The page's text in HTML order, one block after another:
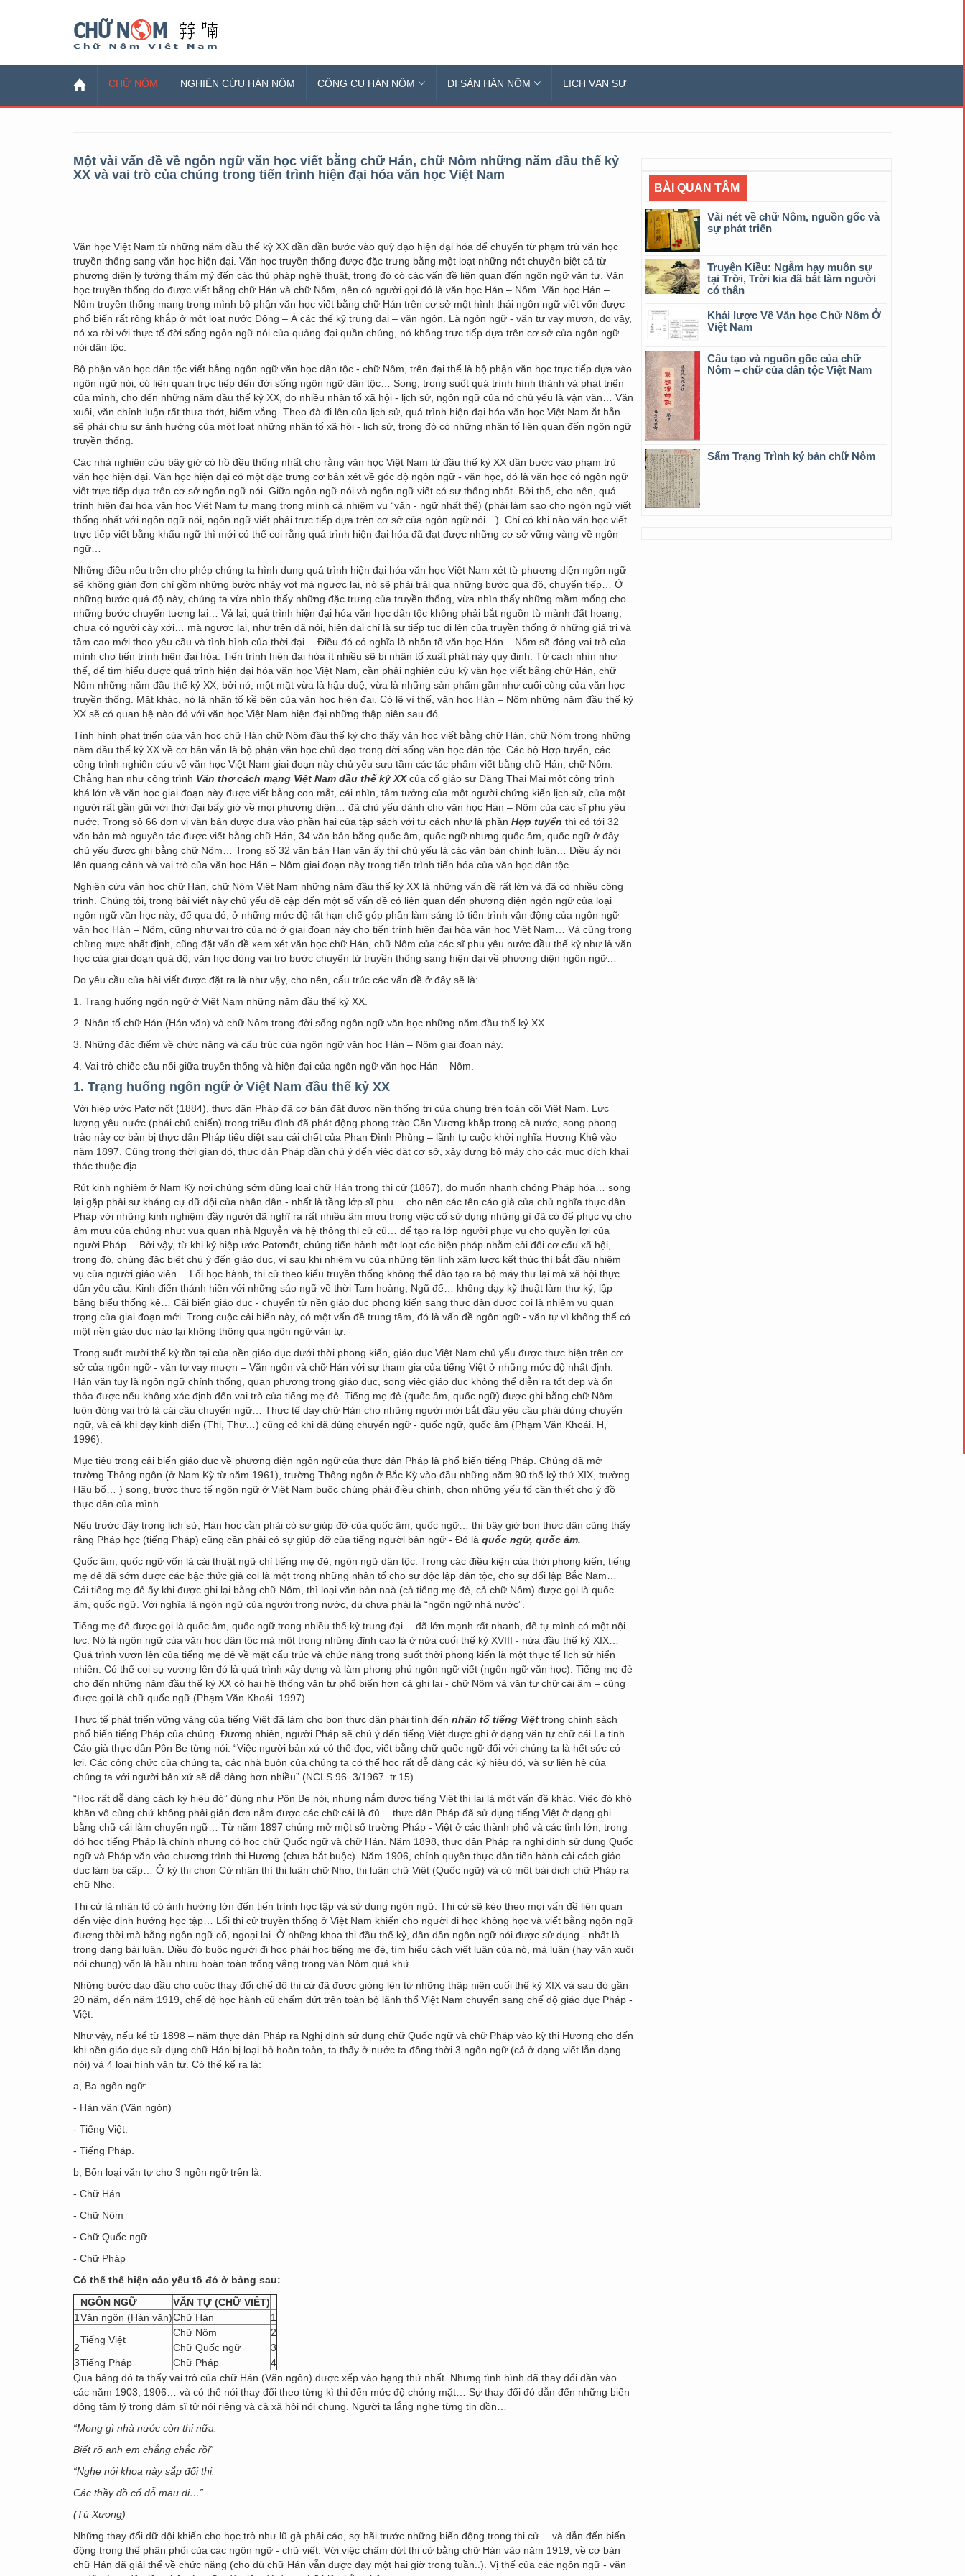
CHỮ NÔM NGHIÊN CỨU HÁN NÔM CÔNG CỤ HÁN NÔM DI SẢN HÁN NÔM LỊCH VẠN SỰ
Một vài vấn đề về ngôn ngữ văn học viết bằng chữ Hán, chữ Nôm những năm đầu thế kỷ
XX và vai trò của chúng trong tiến trình hiện đại hóa văn học Việt Nam
Văn học Việt Nam từ những năm đầu thế kỷ XX dần dần bước vào quỹ đạo hiện đại hóa để chuyển từ phạm trù văn học
truyền thống sang văn học hiện đại. Văn học truyền thống được đặc trưng bằng một loạt những nét chuyên biệt cả từ
phương diện lý tưởng thẩm mỹ đến các thủ pháp nghệ thuật, trong đó có các vấn đề liên quan đến ngôn ngữ văn tự. Văn
học truyền thống do được viết bằng chữ Hán và chữ Nôm, nên có người gọi đó là văn học Hán – Nôm. Văn học Hán –
Nôm truyền thống mang trong mình bộ phận văn học viết bằng chữ Hán trên cơ sở một hình thái ngôn ngữ viết vốn được
phổ biến rất rộng khắp ở một loạt nước Đông – Á các thế kỷ trung đại – văn ngôn. Là ngôn ngữ - văn tự vay mượn, do vậy,
nó xa rời với thực tế đời sống ngôn ngữ nói của quảng đại quần chúng, nó không trực tiếp dựa trên cơ sở của ngôn ngữ
nói dân tộc.
Bộ phận văn học dân tộc viết bằng ngôn ngữ văn học dân tộc - chữ Nôm, trên đại thể là bộ phận văn học trực tiếp dựa vào
ngôn ngữ nói, có liên quan trực tiếp đến đời sống ngôn ngữ dân tộc… Song, trong suốt quá trình hình thành và phát triển
của mình, cho đến những năm đầu thế kỷ XX, do nhiều nhân tố xã hội - lịch sử, ngôn ngữ của nó chủ yếu là vận văn… Văn
xuôi, văn chính luận rất thưa thớt, hiếm vắng. Theo đà đi lên của lịch sử, quá trình hiện đại hóa văn học Việt Nam ắt hẳn
sẽ phải chịu sự ảnh hưởng của một loạt những nhân tố xã hội - lịch sử, trong đó có những nhân tố liên quan đến ngôn ngữ
truyền thống.
Các nhà nghiên cứu bây giờ có hồ đều thống nhất cho rằng văn học Việt Nam từ đầu thế kỷ XX dần bước vào phạm trù
văn học hiện đại. Văn học hiện đại có một đặc trưng cơ bản xét về góc độ ngôn ngữ - văn học, đó là văn học có ngôn ngữ
viết trực tiếp dựa trên cơ sở ngôn ngữ nói. Giữa ngôn ngữ nói và ngôn ngữ viết có sự thống nhất. Bởi thế, cho nên, quá
trình hiện đại hóa văn học Việt Nam tự mang trong mình cả nhiệm vụ “văn - ngữ nhất thể) (phải làm sao cho ngôn ngữ viết
thống nhất với ngôn ngữ nói, ngôn ngữ viết phải trực tiếp dựa trên cơ sở của ngôn ngữ nói…). Chỉ có khi nào văn học viết
trực tiếp viết bằng khẩu ngữ thì mới có thể coi rằng quá trình hiện đại hóa đã đạt được những cơ sở vững vàng về ngôn
ngữ…
Những điều nêu trên cho phép chúng ta hình dung quá trình hiện đại hóa văn học Việt Nam xét từ phương diện ngôn ngữ
sẽ không giản đơn chỉ gồm những bước nhảy vọt mà ngược lại, nó sẽ phải trải qua những bước quá độ, chuyển tiếp… Ở
những bước quá độ này, chúng ta vừa nhìn thấy những đặc trưng của truyền thống, vừa nhìn thấy những mầm mống cho
những bước chuyển tương lai… Vả lại, quá trình hiện đại hóa văn học dân tộc không phải bắt nguồn từ mảnh đất hoang,
chưa có người cày xới… mà ngược lại, như trên đã nói, hiện đại chỉ là sự tiếp tục đi lên của truyền thống ở những giá trị và
tầm cao mới theo yêu cầu và tình hình của thời đại… Điều đó có nghĩa là nhân tố văn học Hán – Nôm sẽ đóng vai trò của
mình cho tiến trình hiện đại hóa. Tiến trình hiện đại hóa ít nhiều sẽ bị nhân tố xuất phát này quy định. Từ cách nhìn như
thế, để tìm hiểu được quá trình hiện đại hóa văn học Việt Nam, cần phải nghiên cứu kỹ văn học viết bằng chữ Hán, chữ
Nôm những năm đầu thế kỷ XX, bởi nó, một mặt vừa là hậu duệ, vừa là những sản phẩm gần như cuối cùng của văn học
truyền thống. Mặt khác, nó là nhân tố kề bên của văn học hiện đại. Có lẽ vì thế, văn học Hán – Nôm những năm đầu thế kỷ
XX sẽ có quan hệ nào đó với văn học Việt Nam hiện đại những thập niên sau đó.
Tình hình phát triển của văn học chữ Hán chữ Nôm đầu thế kỷ cho thấy văn học viết bằng chữ Hán, chữ Nôm trong những
năm đầu thế kỷ XX về cơ bản vẫn là bộ phận văn học chủ đạo trong đời sống văn học dân tộc. Các bộ Hợp tuyển, các
công trình nghiên cứu về văn học Việt Nam giai đoạn này chủ yếu sưu tầm các tác phẩm viết bằng chữ Hán, chữ Nôm.
Chẳng hạn như công trình Văn thơ cách mạng Việt Nam đầu thế kỷ XXcủa cố giáo sư Đặng Thai Mai một công trình
khá lớn về văn học giai đoạn này được viết bằng con mắt, cái nhìn, tâm tưởng của một người chứng kiến lịch sử, của một
người rất gần gũi với thời đại bấy giờ về mọi phương diện… đã chủ yếu dành cho văn học Hán – Nôm của các sĩ phu yêu
nước. Trong sô 66 đơn vị văn bản được đưa vào phần hai của tập sách với tư cách như là phần Hợp tuyển thì có tới 32
văn bản mà nguyên tác được viết bằng chữ Hán, 34 văn bản bằng quốc âm, quốc ngữ nhưng quốc âm, quốc ngữ ở đây
chủ yếu được ghi bằng chữ Nôm… Trong số 32 văn bản Hán văn ấy thì chủ yếu là các văn bản chính luận… Điều ấy nói
lên quang cảnh và vai trò của văn học Hán – Nôm giai đoạn này trong tiến trình tiến hóa của văn học dân tộc.
Nghiên cứu văn học chữ Hán, chữ Nôm Việt Nam những năm đầu thế kỷ XX là những vấn đề rất lớn và đã có nhiều công
trình. Chúng tôi, trong bài viết này chủ yếu đề cập đến một số vấn đề có liên quan đến phương diện ngôn ngữ của loại
ngôn ngữ văn học này, để qua đó, ở những mức độ rất hạn chế góp phần làm sáng tỏ tiến trình vận động của ngôn ngữ
văn học Hán – Nôm, cũng như vai trò của nó ở giai đoạn này cho tiến trình hiện đại hóa văn học Việt Nam… Và cũng trong
chừng mực nhất định, cũng đặt vấn đề xem xét văn học chữ Hán, chữ Nôm của các sĩ phu yêu nước đầu thế kỷ như là văn
học của giai đoạn quá độ, văn học đóng vai trò bước chuyển từ truyền thống sang hiện đại về phương diện ngôn ngữ…
Do yêu cầu của bài viết được đặt ra là như vậy, cho nên, cấu trúc các vấn đề ở đây sẽ là:
1. Trạng huống ngôn ngữ ở Việt Nam những năm đầu thế kỷ XX.
2. Nhân tố chữ Hán (Hán văn) và chữ Nôm trong đời sống ngôn ngữ văn học những năm đầu thế kỷ XX.
3. Những đặc điểm về chức năng và cấu trúc của ngôn ngữ văn học Hán – Nôm giai đoạn này.
4. Vai trò chiếc cầu nối giữa truyền thống và hiện đại của ngôn ngữ văn học Hán – Nôm.
1. Trạng huống ngôn ngữ ở Việt Nam đầu thế kỷ XX
Với hiệp ước Patơ nốt (1884), thực dân Pháp đã cơ bản đặt được nền thống trị của chúng trên toàn cõi Việt Nam. Lực
lượng yêu nước (phái chủ chiến) trong triều đình đã phát động phong trào Cần Vương khắp trong cả nước, song phong
trào này cơ bản bị thực dân Pháp tiêu diệt sau cái chết của Phan Đình Phùng – lãnh tụ cuộc khởi nghĩa Hương Khê vào
năm 1897. Cũng trong thời gian đó, thực dân Pháp dần chú ý đến việc đặt cơ sở, xây dựng bộ máy cho các mục đích khai
thác thuộc địa.
Rút kinh nghiệm ở Nam Kỳ nơi chúng sớm dùng loại chữ Hán trong thi cử (1867), do muốn nhanh chóng Pháp hóa… song
lại gặp phải sự kháng cự dữ dội của nhân dân - nhất là tầng lớp sĩ phu… cho nên các tên cáo già của chủ nghĩa thực dân
Pháp với những kinh nghiệm đầy người đã nghĩ ra rất nhiều âm mưu trong việc cố sử dụng những gì đã có để phục vụ cho
âm mưu của chúng như: vua quan nhà Nguyễn và hệ thông thi cử cũ… để tạo ra lớp người phục vụ cho quyền lợi của
người Pháp… Bởi vậy, từ khi ký hiệp ước Patơnốt, chúng tiến hành một loạt các biện pháp nhằm cải đổi cơ cấu xã hội,
trong đó, chúng đặc biệt chú ý đến giáo dục, vì sau khi nhiệm vụ của những tên lính xâm lược kết thúc thì bắt đầu nhiệm
vụ của người giáo viên… Lối học hành, thi cử theo kiểu truyền thống không thể đào tạo ra bộ máy thư lại mà xã hội thực
dân yêu cầu. Kinh điển thánh hiền với những sáo ngữ về thời Tam hoàng, Ngũ đế… không dạy kỹ thuật làm thư ký, lập
bảng biểu thống kê… Cải biến giáo dục - chuyển từ nền giáo dục phong kiến sang thực dân được coi là nhiệm vụ quan
trọng của giai đoạn mới. Trong cuộc cải biến này, có một vấn đề trung tâm, đó là vấn đề ngôn ngữ - văn tự vì không thể có
một nền giáo dục nào lại không thông qua ngôn ngữ văn tự.
Trong suốt mười thế kỷ tồn tại của nền giáo dục dưới thời phong kiến, giáo dục Việt Nam chủ yếu được thực hiện trên cơ
sở của ngôn ngữ - văn tự vay mượn – Văn ngôn và chữ Hán với sự tham gia của tiếng Việt ở những mức độ nhất định.
Hán văn tuy là ngôn ngữ chính thống, quan phương trong giáo dục, song việc giáo dục không thể diễn ra tốt đẹp và ổn
thỏa được nếu không xác định đến vai trò của tiếng mẹ đẻ. Tiếng mẹ đẻ (quốc âm, quốc ngữ) được ghi bằng chữ Nôm
luôn đóng vai trò là cái cầu chuyển ngữ… Thực tế dạy chữ Hán cho những người mới bắt đầu yêu cầu phải dùng chuyển
ngữ, và cả khi dạy kinh điển (Thi, Thư…) cũng có khi đã dùng chuyển ngữ - quốc ngữ, quốc âm (Phạm Văn Khoái. H,
1996).
Mục tiêu trong cải biến giáo dục về phương diện ngôn ngữ của thực dân Pháp là phổ biến tiếng Pháp. Chúng đã mở
trường Thông ngôn (ở Nam Kỳ từ năm 1961), trường Thông ngôn ở Bắc Kỳ vào đầu những năm 90 thế kỷ thứ XIX, trường
Hậu bổ… ) song, trước thực tế ngôn ngữ ở Việt Nam buộc chúng phải điều chỉnh, chọn những yếu tố cần thiết cho ý đồ
thực dân của mình.
Nếu trước đây trong lịch sử, Hán học cần phải có sự giúp đỡ của quốc âm, quốc ngữ… thì bây giờ bọn thực dân cũng thấy
rằng Pháp học (tiếng Pháp) cũng cần phải có sự giúp đỡ của tiếng người bản ngữ - Đó là quốc ngữ, quốc âm.
Quốc âm, quốc ngữ vốn là cái thuật ngữ chỉ tiếng mẹ đẻ, ngôn ngữ dân tộc. Trong các điều kiện của thời phong kiến, tiếng
mẹ đẻ đã sớm được các bậc thức giả coi là một trong những nhân tố cho sự độc lập dân tộc, cho sự đối lập Bắc Nam…
Cái tiếng mẹ đẻ ấy khi được ghi lại bằng chữ Nôm, thì loại văn bản naà (cả tiếng mẹ đẻ, cả chữ Nôm) được gọi là quốc
âm, quốc ngữ. Với nghĩa là ngôn ngữ của người trong nước, dù chưa phải là “ngôn ngữ nhà nước”.
Tiếng mẹ đẻ được gọi là quốc âm, quốc ngữ trong nhiều thế kỷ trung đại… đã lớn mạnh rất nhanh, để tự mình có một nội
lực. Nó là ngôn ngữ của văn học dân tộc mà một trong những đỉnh cao là ở nửa cuối thế kỷ XVIII - nửa đầu thế kỷ XIX…
Quá trình vươn lên của tiếng mẹ đẻ về mặt cấu trúc và chức năng trong suốt thời phong kiến là một thực tế lịch sử hiển
nhiên. Có thể coi sự vương lên đó là quá trình xây dựng và làm phong phú ngôn ngữ viết (ngôn ngữ văn học). Tiếng mẹ đẻ
cho đến những năm đầu thế kỷ XX có hai hệ thống văn tự phổ biến hơn cả ghi lại - chữ Nôm và văn tự chữ cái âm – cũng
được gọi là chữ quốc ngữ (Phạm Văn Khoái. 1997).
Thực tế phát triển vững vàng của tiếng Việt đã làm cho bọn thực dân phải tính đến nhân tố tiếng Việt trong chính sách
phổ biến tiếng Pháp của chúng. Đương nhiên, người Pháp sẽ chú ý đến tiếng Việt được ghi ở dạng văn tự chữ cái La tinh.
Cáo già thực dân Pôn Be từng nói: “Việc người bản xứ có thể đọc, viết bằng chữ quốc ngữ đối với chúng ta là hết sức có
lợi. Các công chức của chúng ta, các nhà buôn của chúng ta có thể học rất dễ dàng các ký hiệu đó, và sự liên hệ của
chúng ta với người bản xứ sẽ dễ dàng hơn nhiều” (NCLS.96. 3/1967. tr.15).
“Học rất dễ dàng cách ký hiệu đó” đúng như Pôn Be nói, nhưng nắm được tiếng Việt thì lại là một vấn đề khác. Việc đó khó
khăn vô cùng chứ không phải giản đơn nắm được các chữ cái là đủ… thực dân Pháp đã sử dụng tiếng Việt ở dạng ghi
bằng chữ cái làm chuyển ngữ… Từ năm 1897 chúng mở một số trường Pháp - Việt ở các thành phố và các tỉnh lớn, trong
đó học tiếng Pháp là chính nhưng có học chữ Quốc ngữ và chữ Hán. Năm 1898, thực dân Pháp ra nghị định sử dụng Quốc
ngữ và Pháp văn vào chương trình thi Hương (chưa bắt buộc). Năm 1906, chính quyền thực dân tiến hành cải cách giáo
dục làm ba cấp… Ở kỳ thi chọn Cử nhân thì thi luận chữ Nho, thi luận chữ Việt (Quốc ngữ) và có một bài dịch chữ Pháp ra
chữ Nho.
Thi cử là nhân tố có ảnh hưởng lớn đến tiến trình học tập và sử dụng ngôn ngữ. Thi cử sẽ kéo theo mọi vấn đề liên quan
đến việc định hướng học tập… Lối thi cử truyền thống ở Việt Nam khiến cho người đi học không học và viết bằng ngôn ngữ
đương thời mà bằng ngôn ngữ cổ, ngoại lai. Ở những khoa thi đầu thế kỷ, dần dần ngôn ngữ nói được sử dụng - nhất là
trong dạng bài luận. Điều đó buộc người đi học phải học tiếng mẹ đẻ, tìm hiểu cách viết luận của nó, mà luận (hay văn xuôi
nói chung) vốn là hầu nhưu hoàn toàn trống vắng trong văn Nôm quá khứ…
Những bước dạo đầu cho cuộc thay đổi chế độ thi cử đã được gióng lên từ những thập niên cuối thế kỷ XIX và sau đó gần
20 năm, đến năm 1919, chế độ học hành cũ chấm dứt trên toàn bộ lãnh thổ Việt Nam chuyển sang chế độ giáo dục Pháp -
Việt.
Như vậy, nếu kể từ 1898 – năm thực dân Pháp ra Nghị định sử dụng chữ Quốc ngữ và chữ Pháp vào kỳ thi Hương cho đến
khi nền giáo dục sử dụng chữ Hán bị loại bỏ hoàn toàn, ta thấy ở nước ta đồng thời 3 ngôn ngữ (cả ở dạng viết lẫn dạng
nói) và 4 loại hình văn tự. Có thể kể ra là:
a, Ba ngôn ngữ:
- Hán văn (Văn ngôn)
- Tiếng Việt.
- Tiếng Pháp.
b, Bốn loại văn tự cho 3 ngôn ngữ trên là:
- Chữ Hán
- Chữ Nôm
- Chữ Quốc ngữ
- Chữ Pháp
Có thể thể hiện các yếu tố đó ở bảng sau:
NGÔN NGỮ
VĂN TỰ (CHỮ VIẾT)
1 Văn ngôn (Hán văn)Chữ Hán
1
Tiếng Việt
Chữ Nôm
2
2
Chữ Quốc ngữ
3
3Tiếng Pháp Chữ Pháp
4
Qua bảng đó ta thấy vai trò của chữ Hán (Văn ngôn) được xếp vào hạng thứ nhất. Nhưng tình hình đã thay đổi dần vào
các năm 1903, 1906… và có thể nói thay đổi theo từng kì thi đến mức độ chóng mặt… Sự thay đổi đó dẫn đến những biến
động tâm lý trong đám sĩ tử nói riêng và cả xã hội nói chung. Người ta lắng nghe từng tin đồn…
“Mong gì nhà nước còn thi nữa.
Biết rõ anh em chẳng chắc rồi”
“Nghe nói khoa này sắp đổi thi.
Các thầy đồ cổ đỗ mau đi…”
(Tú Xương)
Những thay đổi dữ dội khiến cho học trò như lũ gà phải cáo, sợ hãi trước những biến động trong thi cử… và dẫn đến biến
động trong thế phân phối của các ngôn ngữ - chữ viết. Với việc chấm dứt thi cử bằng chữ Hán vào năm 1919, về cơ bản
chữ Hán đã giải thể về chức năng (cho dù chữ Hán vẫn được dạy một hai giờ trong tuần..). Vị thế của các ngôn ngữ - văn
BÀI QUAN TÂM
Vài nét về chữ Nôm, nguồn gốc và
sự phát triển
Truyện Kiều: Ngẫm hay muôn sự
tại Trời, Trời kia đã bắt làm người
có thân
Khái lược Về Văn học Chữ Nôm Ở
Việt Nam
Cấu tạo và nguồn gốc của chữ
Nôm – chữ của dân tộc Việt Nam
Sấm Trạng Trình ký bản chữ Nôm